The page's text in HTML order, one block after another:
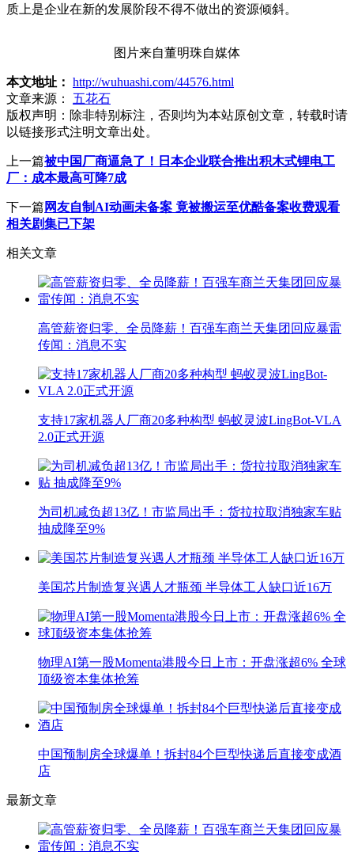
质上是企业在新的发展阶段不得不做出的资源倾斜。
图片来自董明珠自媒体
本文地址： http://wuhuashi.com/44576.html
文章来源：
五花石
版权声明： 除非特别标注，否则均为本站原创文章，转载时请
以链接形式注明文章出处。
上一篇被中国厂商逼急了！日本企业联合推出积木式锂电工
厂：成本最高可降7成
下一篇 网友自制AI动画未备案 竟被搬运至优酷备案收费观看
相关剧集已下架
相关文章
高管薪资归零、全员降薪！百强车商兰天集团回应暴雷
传闻：消息不实
支持17家机器人厂商20多种构型 蚂蚁灵波LingBot-VLA
2.0正式开源
为司机减负超13亿！市监局出手：货拉拉取消独家车贴
抽成降至9%
美国芯片制造复兴遇人才瓶颈 半导体工人缺口近16万
物理AI第一股Momenta港股今日上市：开盘涨超6% 全球
顶级资本集体抢筹
中国预制房全球爆单！拆封84个巨型快递后直接变成酒
店
最新文章